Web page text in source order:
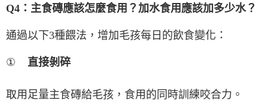
Q4 ：主食磚應該怎麼食用？加水食用應該加多少水？
通過以下3種餵法，增加毛孩每日的飲食變化：
① 直接剝碎
取用足量主食磚給毛孩，食用的同時訓練咬合力。